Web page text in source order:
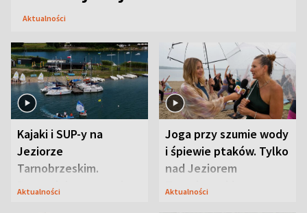
Aktualności
Kajaki i SUP-y na
Jeziorze
Tarnobrzeskim.
Przyrodnicy zwracają
Aktualności
Joga przy szumie wody
i śpiewie ptaków. Tylko
nad Jeziorem
Tarnobrzeskim
Aktualności